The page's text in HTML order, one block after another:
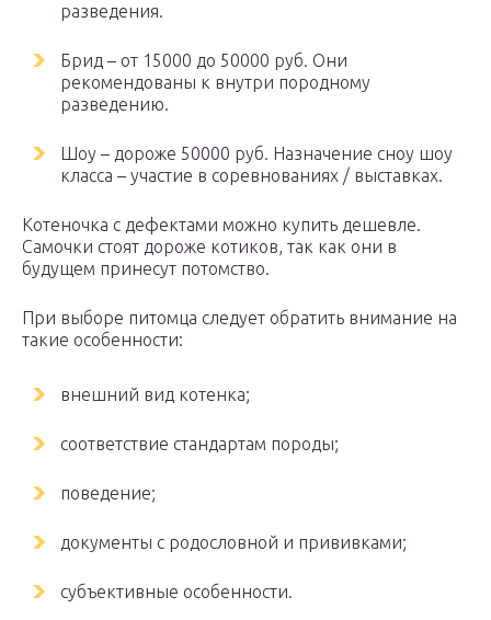
разведения.
Брид – от 15000 до 50000 руб. Они
рекомендованы к внутри породному
разведению.
Шоу – дороже 50000 руб. Назначение сноу шоу
класса – участие в соревнованиях / выставках.
Котеночка с дефектами можно купить дешевле.
Самочки стоят дороже котиков, так как они в
будущем принесут потомство.
При выборе питомца следует обратить внимание на
такие особенности:
внешний вид котенка;
соответствие стандартам породы;
поведение;
документы с родословной и прививками;
субъективные особенности.